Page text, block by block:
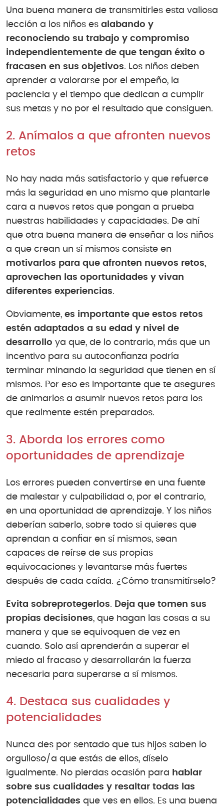
Una buena manera de transmitirles esta valiosa
lección a los niños es alabando y
reconociendo su trabajo y compromiso
independientemente de que tengan éxito o
fracasen en sus objetivos. Los niños deben
aprender a valorarse por el empeño, la
paciencia y el tiempo que dedican a cumplir
sus metas y no por el resultado que consiguen.
2. Anímalos a que afronten nuevos
retos
No hay nada más satisfactorio y que refuerce
más la seguridad en uno mismo que plantarle
cara a nuevos retos que pongan a prueba
nuestras habilidades y capacidades. De ahí
que otra buena manera de enseñar a los niños
a que crean un sí mismos consiste en
motivarlos para que afronten nuevos retos,
aprovechen las oportunidades y vivan
diferentes experiencias.
Obviamente, es importante que estos retos
estén adaptados a su edad y nivel de
desarrollo ya que, de lo contrario, más que un
incentivo para su autoconfianza podría
terminar minando la seguridad que tienen en sí
mismos. Por eso es importante que te asegures
de animarlos a asumir nuevos retos para los
que realmente estén preparados.
3. Aborda los errores como
oportunidades de aprendizaje
Los errores pueden convertirse en una fuente
de malestar y culpabilidad o, por el contrario,
en una oportunidad de aprendizaje. Y los niños
deberían saberlo, sobre todo si quieres que
aprendan a confiar en sí mismos, sean
capaces de reírse de sus propias
equivocaciones y levantarse más fuertes
después de cada caída. ¿Cómo transmitírselo?
Evita sobreprotegerlos. Deja que tomen sus
propias decisiones, que hagan las cosas a su
manera y que se equivoquen de vez en
cuando. Solo así aprenderán a superar el
miedo al fracaso y desarrollarán la fuerza
necesaria para superarse a sí mismos.
4. Destaca sus cualidades y
potencialidades
Nunca des por sentado que tus hijos saben lo
orgulloso/a que estás de ellos, díselo
igualmente. No pierdas ocasión para hablar
sobre sus cualidades y resaltar todas las
potencialidades que ves en ellos. Es una buena